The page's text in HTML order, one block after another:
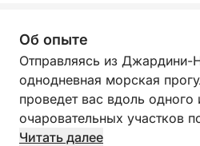
Об опыте
Отправляясь из Джардини-
однодневная морская
проведет вас вдоль одного
очаровательных участков
Сицилии, мимо живописных
Читать далее